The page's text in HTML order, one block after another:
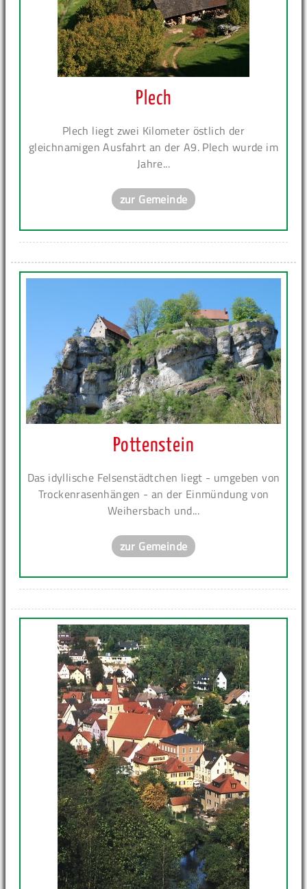
Plech
Plech liegt zwei Kilometer östlich der
gleichnamigen Ausfahrt an der A9. Plech wurde im
Jahre...
zur Gemeinde
Pottenstein
Das idyllische Felsenstädtchen liegt - umgeben von
Trockenrasenhängen - an der Einmündung von
Weihersbach und...
zur Gemeinde